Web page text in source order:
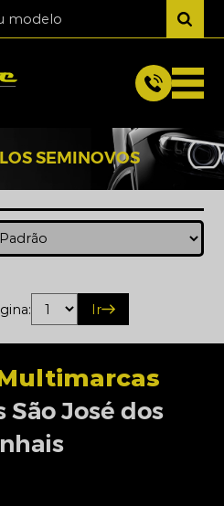
SEMINOVOS
Ir
São José dos